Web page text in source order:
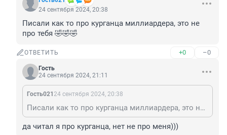
24 сентября 2024, 20:38
Писали как то про курганца миллиардера, это не
про тебя 🤣🤣🤣
ОТВЕТИТЬ +0 –0
Гость
24 сентября 2024, 21:11
Гость021 24 сентября 2024, 20:38
Писали как то про курганца миллиардера, это не про тебя 🤣🤣🤣
да читал я про курганца, нет не про меня)))